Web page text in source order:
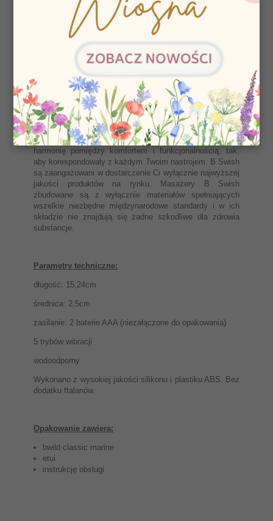
nieodwracalnego uszkodzenia materiału.
Pochodzący z Los Angeles w Kalifornii B Swish rozpoczął
swoją działalność w 2007r i szybko zdobył
rozpoznawalność lidera bieżących trendów w branży
artykułów erotycznych, zdobywając liczne i stale
powiększające się grono zadowolonych klientów w USA i
na całym globie, w tym m.in. w Japonii, Francji,
Niemczech, Afryce Południowej i oczywiście w Polsce.
Ich czarnym koniem są bardzo modne masażery osobiste
o nowoczesnym dizajnie i w rozsądnych cenach.
Produkty tej marki zostały zaprojektowane z troską o
harmonię pomiędzy komfortem i funkcjonalnością, tak,
aby korespondowały z każdym Twoim nastrojem. B Swish
są zaangażowani w dostarczenie Ci wyłącznie najwyższej
jakości produktów na rynku. Masażery B Swish
zbudowane są z wyłącznie materiałów spełniających
wszelkie niezbędne międzynarodowe standardy i w ich
składzie nie znajdują się żadne szkodliwe dla zdrowia
substancje.
Parametry techniczne:
długość: 15,24cm
średnica: 2,5cm
zasilanie: 2 baterie AAA (niezałączone do opakowania)
5 trybów wibracji
wodoodporny
Wykonano z wysokiej jakości silikonu i plastiku ABS. Bez
dodatku ftalanów.
Opakowanie zawiera:
bwild classic marine
etui
instrukcję obsługi